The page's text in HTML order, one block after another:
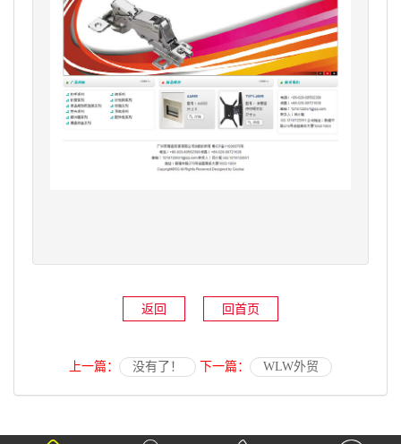
返回 回首页
上一篇： 没有了！ 下一篇： WLW外贸